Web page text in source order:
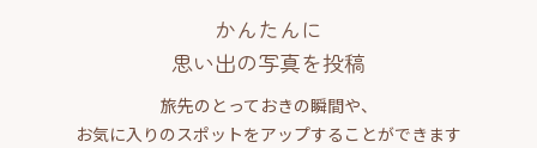
かんたんに
思い出の写真を投稿
旅先のとっておきの瞬間や、
お気に入りのスポットをアップすることができます